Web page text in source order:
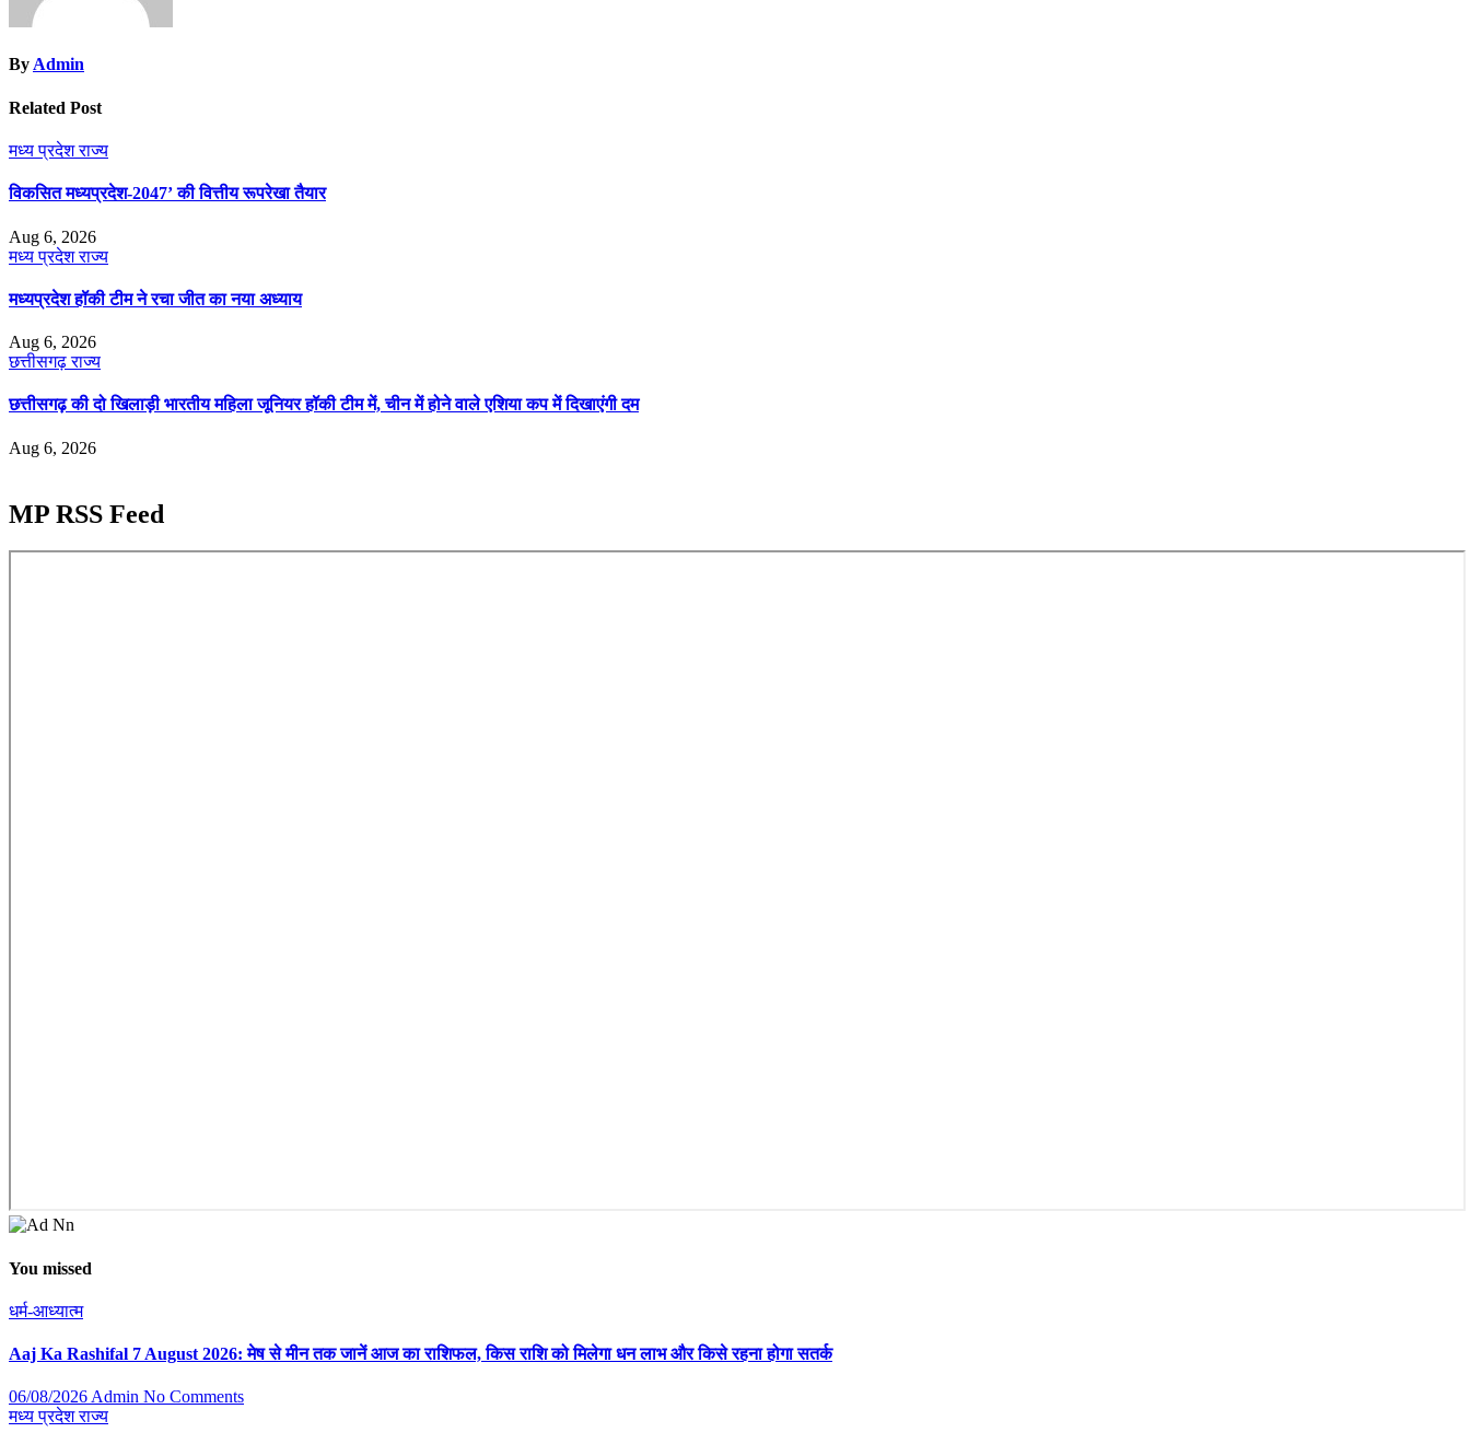
ByAdmin
Related Post
मध्य प्रदेशराज्य
विकसित मध्यप्रदेश-2047’ की वित्तीय रूपरेखा तैयार
Aug 6, 2026
मध्य प्रदेशराज्य
मध्यप्रदेश हॉकी टीम ने रचा जीत का नया अध्याय
Aug 6, 2026
छत्तीसगढ़राज्य
छत्तीसगढ़ की दो खिलाड़ी भारतीय महिला जूनियर हॉकी टीम में, चीन में होने वाले एशिया कप में दिखाएंगी दम
Aug 6, 2026
MP RSS Feed
You missed
धर्म-आध्यात्म
Aaj Ka Rashifal 7 August 2026: मेष से मीन तक जानें आज का राशिफल, किस राशि को मिलेगा धन लाभ और किसे रहना होगा सतर्क
06/08/2026Admin No Comments
मध्य प्रदेशराज्य